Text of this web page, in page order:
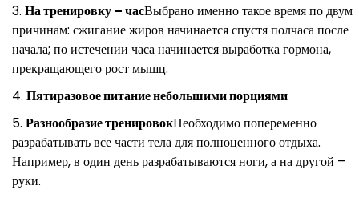
На тренировку – часВыбрано именно такое время по двум
причинам: сжигание жиров начинается спустя полчаса после
начала; по истечении часа начинается выработка гормона,
прекращающего рост мышц.
Пятиразовое питание небольшими порциями
Разнообразие тренировокНеобходимо попеременно
разрабатывать все части тела для полноценного отдыха.
Например, в один день разрабатываются ноги, а на другой –
руки.